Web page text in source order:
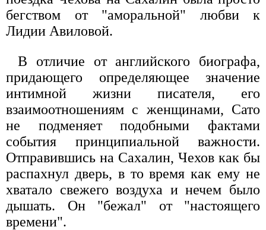
бегством от "аморальной" любви к
Лидии Авиловой.
В отличие от английского биографа,
придающего определяющее значение
интимной жизни писателя, его
взаимоотношениям с женщинами, Сато
не подменяет подобными фактами
события принципиальной важности.
Отправившись на Сахалин, Чехов как бы
распахнул дверь, в то время как ему не
хватало свежего воздуха и нечем было
дышать. Он "бежал" от "настоящего
времени".